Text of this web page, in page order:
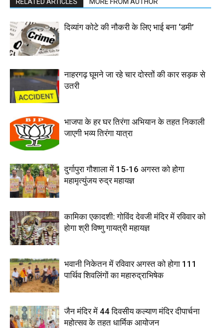
दिव्यांग कोटे की नौकरी के लिए भाई बना ‘डमी’
नाहरगढ़ घूमने जा रहे चार दोस्तों की कार सड़क से
उतरी
भाजपा के हर घर तिरंगा अभियान के तहत निकाली
जाएगी भव्य तिरंगा यात्रा
दुर्गापुरा गौशाला में 15-16 अगस्त को होगा
महामृत्युंजय रुद्र महायज्ञ
कामिका एकादशी: गोविंद देवजी मंदिर में रविवार को
होगा श्री विष्णु गायत्री महायज्ञ
भवानी निकेतन में रविवार अगस्त को होगा 111
पार्थिव शिवलिंगों का महारुद्राभिषेक
जैन मंदिर में 44 दिवसीय कल्याण मंदिर दीपार्चना
महोत्सव के तहत धार्मिक आयोजन